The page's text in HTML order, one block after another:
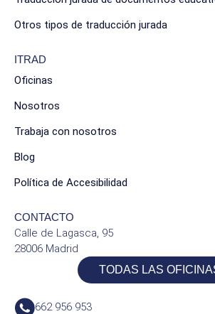
Otros tipos de traducción jurada
ITRAD
Oficinas
Nosotros
Trabaja con nosotros
Blog
Política de Accesibilidad
CONTACTO
Calle de Lagasca, 95
28006 Madrid
TODAS LAS
662 956 953